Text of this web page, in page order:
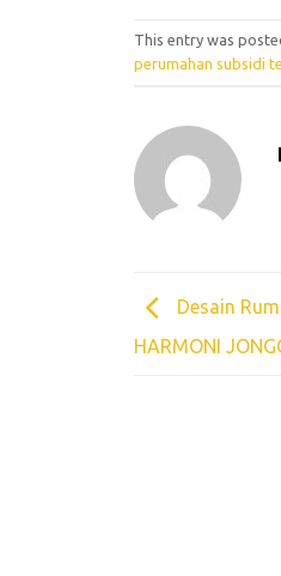
This entry was
perumahan subsidi
Desain
HARMONI